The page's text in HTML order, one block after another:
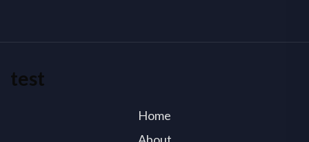
test
Home